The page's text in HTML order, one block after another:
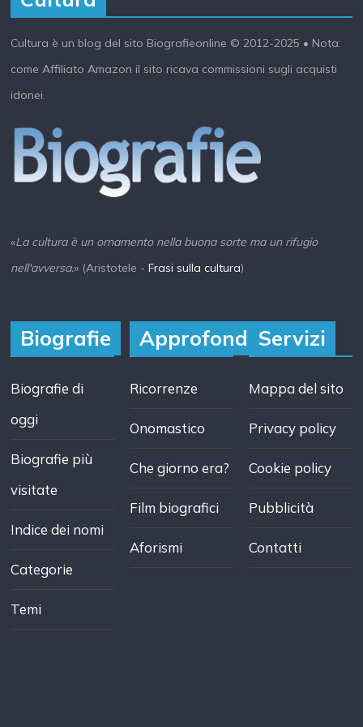
Cultura è un blog del sito Biografieonline © 2012-2025 • Nota:
come Affiliato Amazon il sito ricava commissioni sugli acquisti
idonei.
«La cultura è un ornamento nella buona sorte ma un rifugio
nell'avversa.» (Aristotele -Frasi sulla cultura)
Biografie
Biografie di
oggi
Biografie più
visitate
Indice dei nomi
Categorie
Temi
Approfondisci
Ricorrenze
Onomastico
Che giorno era?
Film biografici
Aforismi
Servizi
Mappa del sito
Privacy policy
Cookie policy
Pubblicità
Contatti